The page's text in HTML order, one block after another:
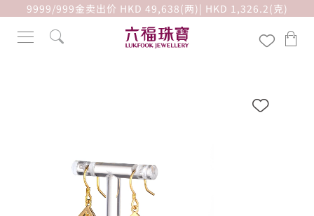
9999/999金卖出价 HKD 49,638(两)| HKD 1,326.2(克)